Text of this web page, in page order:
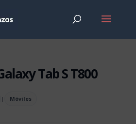
Tab S T800
| Móviles